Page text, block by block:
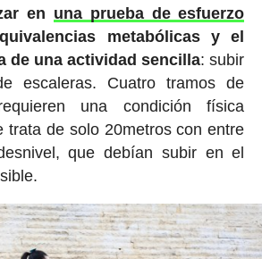
en una prueba de esfuerzo
metabólicas y el
de una actividad sencilla: subir
escaleras. Cuatro tramos de
una condición física
trata de solo 20metros con entre
que debían subir en el